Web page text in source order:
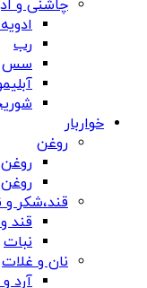
چاشنی و
رب
سس
خواربار
روغن
قند،شکر و
قند
نبات
نان و غلات
آرد